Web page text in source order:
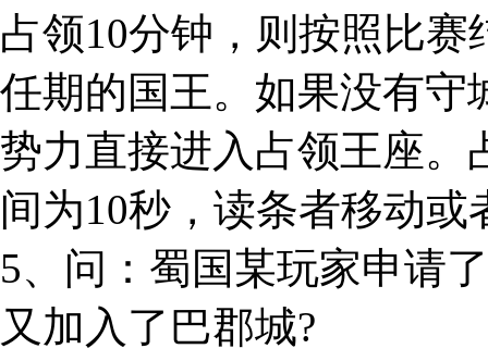
占领10分钟，则按照比
任期的国王。如果没有守
势力直接进入占领王座。
间为10秒，读条者移动或
5、问：蜀国某玩家申请
又加入了巴郡城?